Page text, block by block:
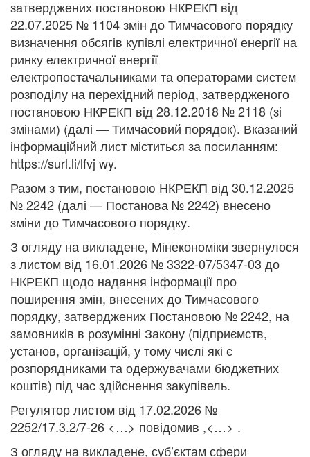
затверджених постановою НКРЕКП від
22.07.2025 № 1104 змін до Тимчасового порядку
визначення обсягів купівлі електричної енергії на
ринку електричної енергії
електропостачальниками та операторами систем
розподілу на перехідний період, затвердженого
постановою НКРЕКП від 28.12.2018 № 2118 (зі
змінами) (далі — Тимчасовий порядок). Вказаний
інформаційний лист міститься за посиланням:
https://surl.li/lfvj wy.
Разом з тим, постановою НКРЕКП від 30.12.2025
№ 2242 (далі — Постанова № 2242) внесено
зміни до Тимчасового порядку.
З огляду на викладене, Мінекономіки звернулося
з листом від 16.01.2026 № 3322-07/5347-03 до
НКРЕКП щодо надання інформації про
поширення змін, внесених до Тимчасового
порядку, затверджених Постановою № 2242, на
замовників в розумінні Закону (підприємств,
установ, організацій, у тому числі які є
розпорядниками та одержувачами бюджетних
коштів) під час здійснення закупівель.
Регулятор листом від 17.02.2026 №
2252/17.3.2/7-26 <…> повідомив ,<…> .
З огляду на викладене, суб’єктам сфери